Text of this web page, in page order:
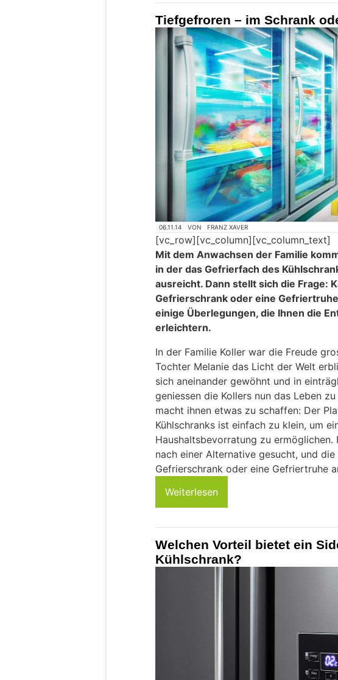
Tiefgefroren – im Schrank
06.11.14 VON FRANZ XAVER
[vc_row][vc_column][vc_column_text]
Mit dem Anwachsen der Familie
in der das Gefrierfach des
ausreicht. Dann stellt sich die Frage:
Gefrierschrank oder eine
einige Überlegungen, die Ihnen die
erleichtern.
In der Familie Koller war die Freude
Tochter Melanie das Licht der Welt
sich aneinander gewöhnt und in
geniessen die Kollers nun das Leben
macht ihnen etwas zu schaffen: Der
Kühlschranks ist einfach zu klein, um
Haushaltsbevorratung zu ermöglichen.
nach einer Alternative gesucht, und
Gefrierschrank oder eine Gefriertruhe
Weiterlesen
Welchen Vorteil bietet ein
Kühlschrank?